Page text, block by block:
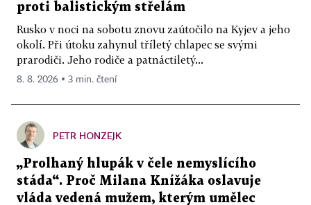
proti balistickým střelám
Rusko v noci na sobotu znovu zaútočilo na Kyjev a jeho
okolí. Při útoku zahynul tříletý chlapec se svými
prarodiči. Jeho rodiče a patnáctiletý...
8. 8. 2026 ▪ 3 min. čtení
PETR HONZEJK
„Prolhaný hlupák v čele nemyslícího
stáda“. Proč Milana Knížáka oslavuje
vláda vedená mužem, kterým umělec